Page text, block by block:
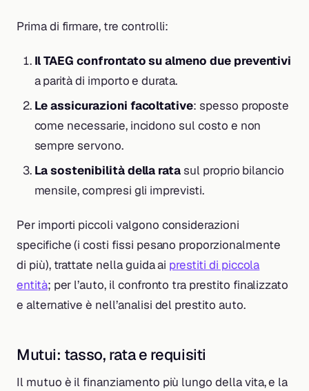
Prima di firmare, tre controlli:
Il TAEG confrontato su almeno due preventivi
a parità di importo e durata.
Le assicurazioni facoltative: spesso proposte
come necessarie, incidono sul costo e non
sempre servono.
La sostenibilità della ratasul proprio bilancio
mensile, compresi gli imprevisti.
Per importi piccoli valgono considerazioni
specifiche (i costi fissi pesano proporzionalmente
di più), trattate nella guida ai prestiti di piccola
entità; per l’auto, il confronto tra prestito finalizzato
e alternative è nell’analisi del prestito auto.
Mutui: tasso, rata e requisiti
Il mutuo è il finanziamento più lungo della vita, e la